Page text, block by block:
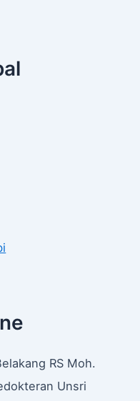
RS Moh.
Unsri